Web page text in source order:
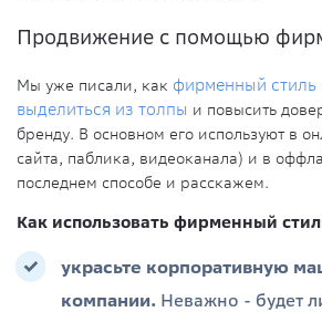
Продвижение с помощью
Мы уже писали, как фирменный стиль
выделиться из толпы и повысить
бренду. В основном его используют в
сайта, паблика, видеоканала) и в
последнем способе и расскажем.
Как использовать фирменный
украсьте корпоративную
компании. Неважно - будет